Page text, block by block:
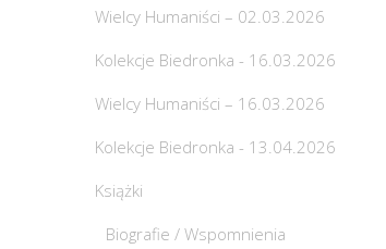
Wielcy Humaniści – 02.03.2026
Kolekcje Biedronka - 16.03.2026
Wielcy Humaniści – 16.03.2026
Kolekcje Biedronka - 13.04.2026
Książki
Biografie / Wspomnienia